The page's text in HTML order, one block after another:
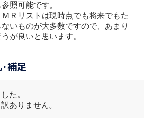
照可能です。
Ｒリストは現時点でも将来でもた
いものが大多数ですので、あまり
が良いと思います。
補足
た。
ありません。